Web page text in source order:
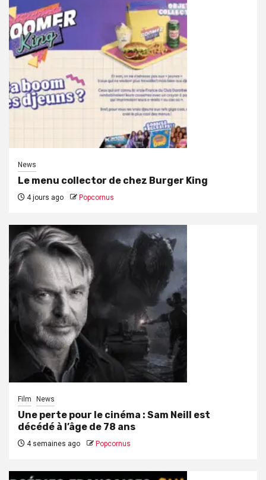
News
Le menu collector de chez Burger King
4 jours ago Popcornus
Film News
Une perte pour le cinéma : Sam Neill est
décédé à l’âge de 78 ans
4 semaines ago Popcornus